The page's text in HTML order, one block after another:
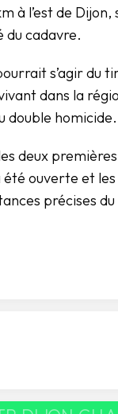
à l’est de
du cadavre.
s’agir du
dans la
double homicide.
deux
ouverte et
précises